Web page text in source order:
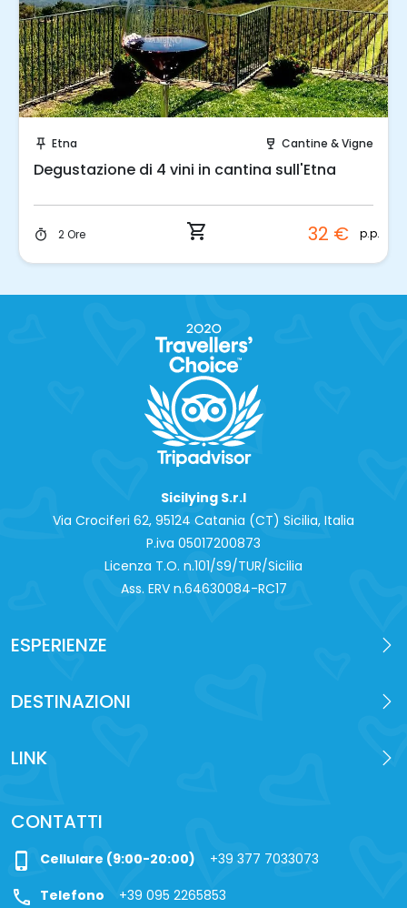
push_pin Etna wine_bar Cantine & Vigne
Degustazione di 4 vini in cantina sull'Etna
timer 2 Ore shopping_cart 32 € p.p.
Sicilying S.r.l
Via Crociferi 62, 95124 Catania (CT) Sicilia, Italia
P.iva 0‍5017200873
Licenza T.O. n.101/S9/TUR/Sicilia
Ass. ERV n.64630084-RC17
ESPERIENZE
DESTINAZIONI
LINK
CONTATTI
phone_iphone Cellulare (9:00-20:00) +39 377 7033073
call Telefono +39 095 2265853